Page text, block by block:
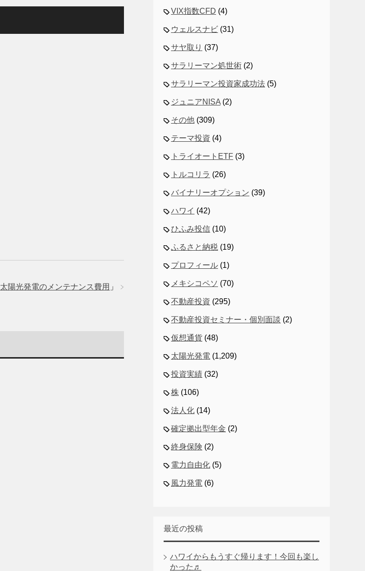
太陽光発電のメンテナンス費用 」
VIX指数CFD (4)
ウェルスナビ (31)
サヤ取り (37)
サラリーマン処世術 (2)
サラリーマン投資家成功法 (5)
ジュニアNISA (2)
その他 (309)
テーマ投資 (4)
トライオートETF (3)
トルコリラ (26)
バイナリーオプション (39)
ハワイ (42)
ひふみ投信 (10)
ふるさと納税 (19)
プロフィール (1)
メキシコペソ (70)
不動産投資 (295)
不動産投資セミナー・個別面談 (2)
仮想通貨 (48)
太陽光発電 (1,209)
投資実績 (32)
株 (106)
法人化 (14)
確定拠出型年金 (2)
終身保険 (2)
電力自由化 (5)
風力発電 (6)
最近の投稿
ハワイからもうすぐ帰ります！今回も楽し
かった♬